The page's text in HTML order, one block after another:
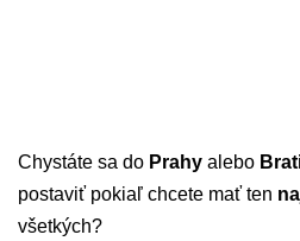
Chystáte sa do Prahy alebo
postaviť pokiaľ chcete mať ten
všetkých?